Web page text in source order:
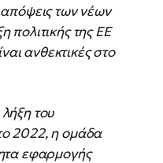
απόψεις των νέων
πολιτικής της ΕΕ
ανθεκτικές στο
του
2022, η ομάδα
εφαρμογής